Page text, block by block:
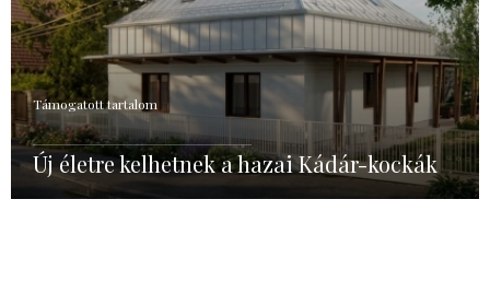
Támogatott tartalom
Új életre kelhetnek a hazai Kádár-kockák